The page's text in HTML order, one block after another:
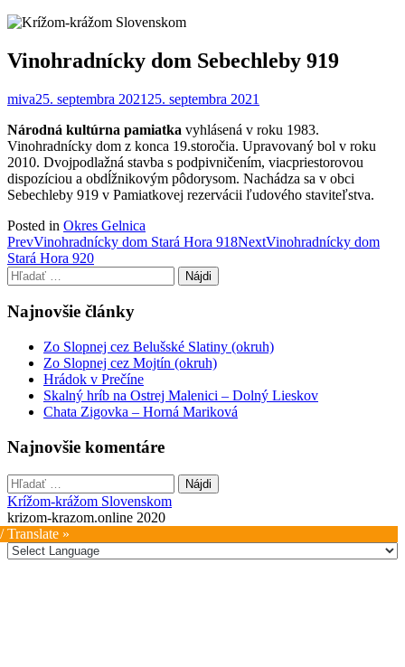
Vinohradnícky dom Sebechleby 919
miva25. septembra 2021 25. septembra 2021
Národná kultúrna pamiatka vyhlásená v roku 1983.
Vinohradnícky dom z konca 19.storočia. Upravovaný bol v roku
2010. Dvojpodlažná stavba s podpivničením, viacpriestorovou
dispozíciou a obdĺžnikovým pôdorysom. Nachádza sa v obci
Sebechleby 919 v Pamiatkovej rezervácii ľudového staviteľstva.
Posted in Okres Gelnica
Post
navigation
PrevVinohradnícky dom Stará Hora 918NextVinohradnícky dom
Stará Hora 920
Hľadať:
Najnovšie články
Zo Slopnej cez Belušské Slatiny (okruh)
Zo Slopnej cez Mojtín (okruh)
Hrádok v Prečíne
Skalný hríb na Ostrej Malenici – Dolný Lieskov
Chata Zigovka – Horná Mariková
Najnovšie komentáre
Hľadať:
Krížom-krážom Slovenskom
krizom-krazom.online 2020
Translate »